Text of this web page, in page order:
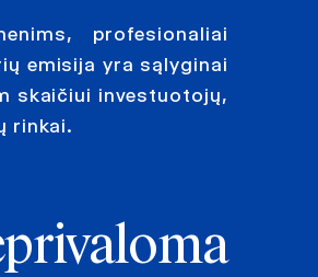
profesionaliai
emisija yra sąlyginai
skaičiui investuotojų,
rinkai.